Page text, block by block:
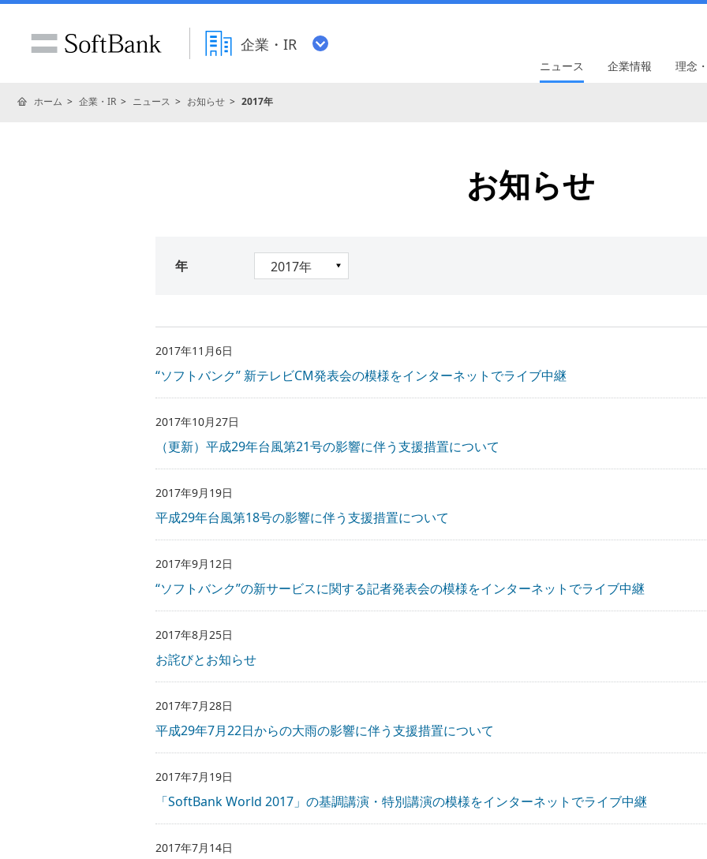
企業・IR
ニュース 企業情報 理念
ホーム 企業・IR ニュース お知らせ 2017年
お知らせ
年
2017年11月6日
“ソフトバンク” 新テレビCM発表会の模様をインターネットでライブ中継
2017年10月27日
（更新）平成29年台風第21号の影響に伴う支援措置について
2017年9月19日
平成29年台風第18号の影響に伴う支援措置について
2017年9月12日
“ソフトバンク”の新サービスに関する記者発表会の模様をインターネットでライブ中継
2017年8月25日
お詫びとお知らせ
2017年7月28日
平成29年7月22日からの大雨の影響に伴う支援措置について
2017年7月19日
「SoftBank World 2017」の基調講演・特別講演の模様をインターネットでライブ中継
2017年7月14日